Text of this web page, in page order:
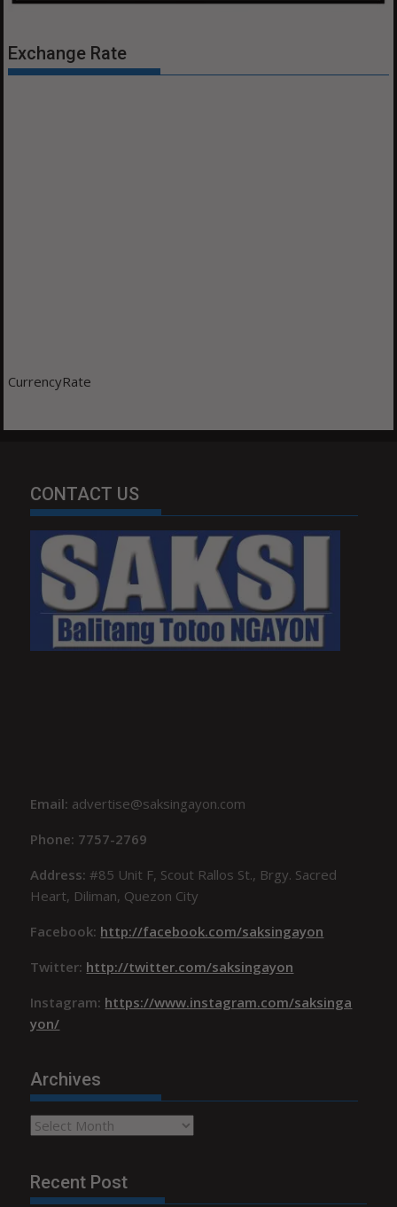
Exchange Rate
CurrencyRate
CONTACT US
Email: advertise@saksingayon.com
Phone: 7757-2769
Address:#85 Unit F, Scout Rallos St., Brgy. Sacred
Heart, Diliman, Quezon City
Facebook: http://facebook.com/saksingayon
Twitter: http://twitter.com/saksingayon
Instagram: https://www.instagram.com/saksinga
yon/
Archives
Archives
Recent Post